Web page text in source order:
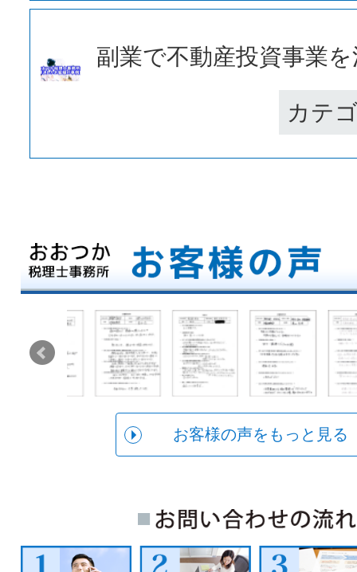
副業で不動産投資事業
カテ
お客様の声をもっと見る